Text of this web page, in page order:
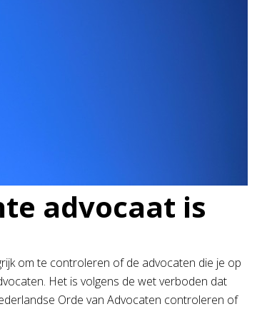
advocaat is
om te controleren of de advocaten die je op
Het is volgens de wet verboden dat
Orde van Advocaten controleren of